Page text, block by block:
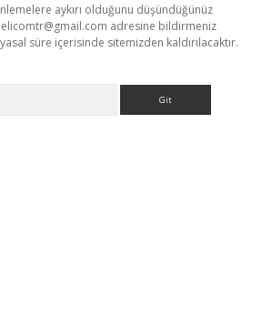
aykırı olduğunu düşündüğünüz
adresine bildirmeniz
süre içerisinde sitemizden kaldırılacaktır.